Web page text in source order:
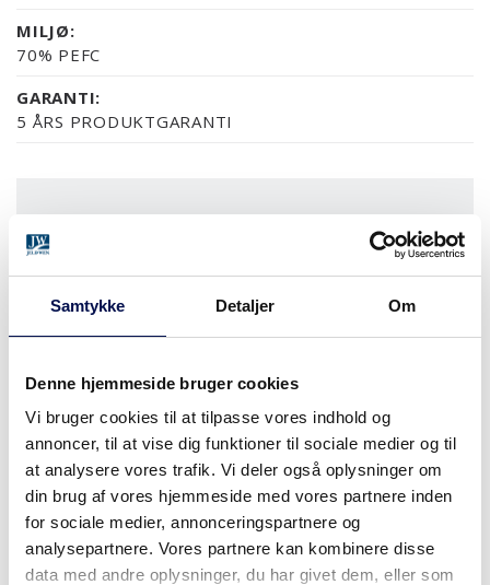
Samtykke Detaljer Om
Denne hjemmeside bruger cookies
Vi bruger cookies til at tilpasse vores indhold og
annoncer, til at vise dig funktioner til sociale medier og til
at analysere vores trafik. Vi deler også oplysninger om
din brug af vores hjemmeside med vores partnere inden
for sociale medier, annonceringspartnere og
analysepartnere. Vores partnere kan kombinere disse
data med andre oplysninger, du har givet dem, eller som
MILJØ:
70% PEFC
GARANTI:
5 ÅRS PRODUKTGARANTI
OVERFLADER (5)
NCS S0502-Y
NÆSTEN ALLE NCS S OG
HVOR KAN DET KØBES
DOWNLOAD BROCHURE KONTAKT OS